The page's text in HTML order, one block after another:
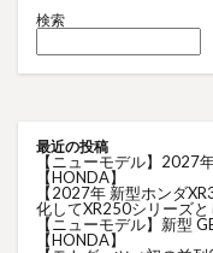
検索
最近の投稿
【ニューモデル】2027
【HONDA】
【2027年 新型ホンダ
化してXR250シリーズ
【ニューモデル】新型
【HONDA】